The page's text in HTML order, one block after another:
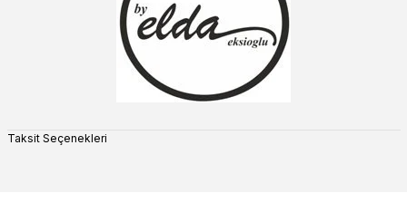
Taksit Seçenekleri